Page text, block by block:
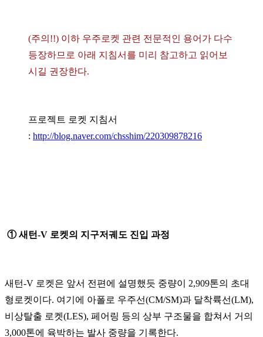
(주의!!) 이하 우주로켓 관련 전문적인 용어가 다수
등장하므로 아래 지침서를 미리 참고하고 읽어보
시길 권장한다.
프로젝트 로켓 지침서
: http://blog.naver.com/chsshim/220309878216
① 새턴-V 로켓의 지구저궤도 진입 과정
새턴-V 로켓은 앞서 전편에 설명했듯 중량이 2,909톤의 초대
형로켓이다. 여기에 아폴로 우주선(CM/SM)과 달착륙선(LM),
비상탈출 로켓(LES), 페어링 등의 상부 구조물을 합쳐서 거의
3,000톤에 육박하는 발사 중량을 기록한다.